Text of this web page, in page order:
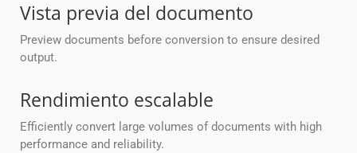
Vista previa del documento
Preview documents before conversion to ensure desired
output.
Rendimiento escalable
Efficiently convert large volumes of documents with high
performance and reliability.